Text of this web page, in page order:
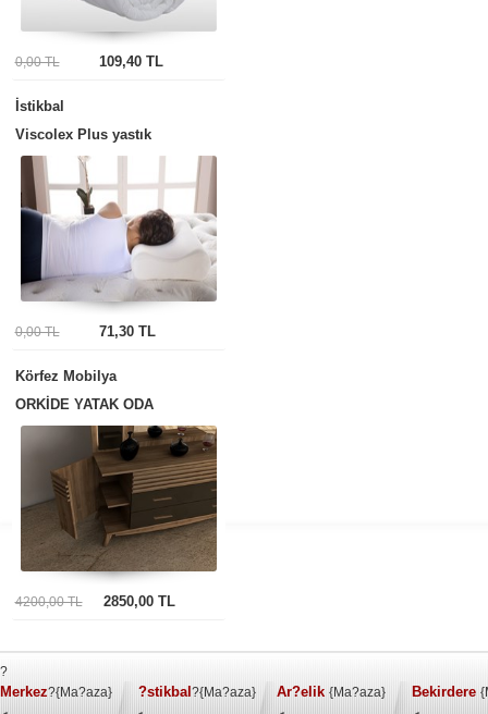
0,00 TL 109,40 TL
İstikbal
Viscolex Plus yastık
0,00 TL 71,30 TL
Körfez Mobilya
ORKİDE YATAK ODA
4200,00 TL 2850,00 TL
?
Merkez?{Ma?aza}
?stikbal ?{Ma?aza}
Ar?elik {Ma?aza}
Bekirdere